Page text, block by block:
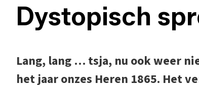
Dystopisch
Lang, lang … tsja, nu ook weer
het jaar onzes Heren 1865. Het